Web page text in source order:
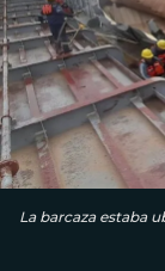
La barcaza estaba